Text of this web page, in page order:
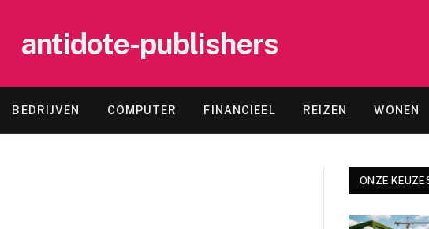
antidote-publishers
BEDRIJVEN COMPUTER FINANCIEEL REIZEN WONEN
ONZE